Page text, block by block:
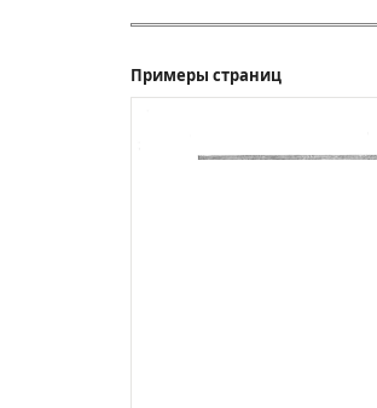
Примеры страниц